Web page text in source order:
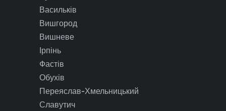
Васильків
Вишгород
Вишневе
Ірпінь
Фастів
Обухів
Переяслав-Хмельницький
Славутич